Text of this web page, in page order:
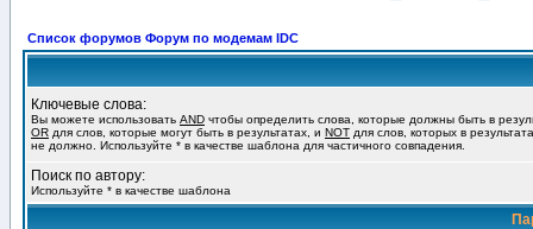
Список форумов Форум по модемам IDC
Ключевые слова:
Вы можете использовать AND чтобы определить слова, которые должны быть в
OR для слов, которые могут быть в результатах, и NOT для слов, которых в
не должно. Используйте * в качестве шаблона для частичного совпадения.
Поиск по автору:
Используйте * в качестве шаблона